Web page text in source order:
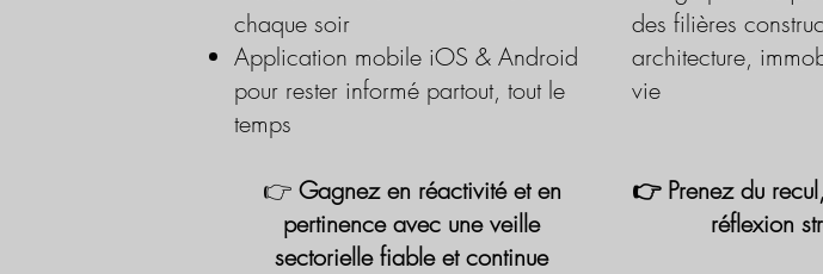
chaque soir
Application mobile iOS & Android
pour rester informé partout, tout le
temps
👉 Gagnez en réactivité et en
pertinence avec une veille
sectorielle fiable et continue
des filières
architecture,
vie
👉 Prenez du
réflexion